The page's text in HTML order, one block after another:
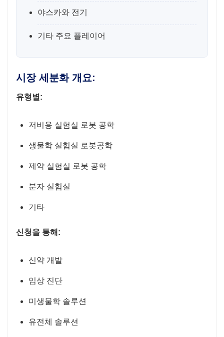
야스카와 전기
기타 주요 플레이어
시장 세분화 개요:
유형별:
저비용 실험실 로봇 공학
생물학 실험실 로봇공학
제약 실험실 로봇 공학
분자 실험실
기타
신청을 통해:
신약 개발
임상 진단
미생물학 솔루션
유전체 솔루션